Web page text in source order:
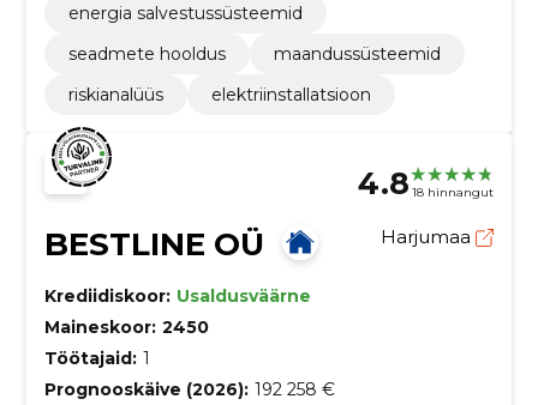
energia salvestussüsteemid
seadmete hooldus
maandussüsteemid
riskianalüüs
elektriinstallatsioon
4.8 18 hinnangut
BESTLINE OÜ Harjumaa
Krediidiskoor: Usaldusväärne
Maineskoor: 2450
Töötajaid: 1
Prognooskäive (2026): 192 258 €